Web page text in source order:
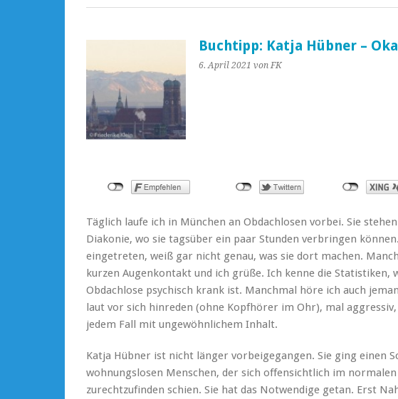
Buchtipp: Katja Hübner –
6. April 2021 von FK
Täglich laufe ich in München an Obdachlosen vorbei. Sie
Diakonie, wo sie tagsüber ein paar Stunden verbringen
eingetreten, weiß gar nicht genau, was sie dort machen.
kurzen Augenkontakt und ich grüße. Ich kenne die Statistiken,
Obdachlose psychisch krank ist. Manchmal höre ich auch
laut vor sich hinreden (ohne Kopfhörer im Ohr), mal
jedem Fall mit ungewöhnlichem Inhalt.
Katja Hübner ist nicht länger vorbeigegangen. Sie ging einen
wohnungslosen Menschen, der sich offensichtlich im
zurechtzufinden schien. Sie hat das Notwendige getan. Erst